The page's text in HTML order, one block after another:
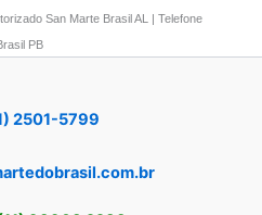
San Marte Brasil AL | Telefone
PB
2501-5799